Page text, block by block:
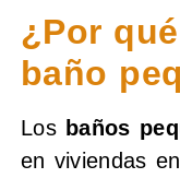
¿Por
baño
Los baños
en viviendas